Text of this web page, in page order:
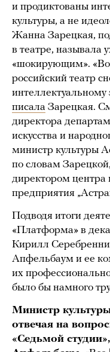
и продиктованы
культуры, а не
Жанна Зарецкая,
в театре, называла
«шокирующим». «Во
российский театр
писала Зарецкая.
директора
искусства и
министр культуры
по словам
директором центра
предприятия
Подводя итоги
«Платформа» в
Кирилл
Апфельбаум и ее
их
было бы намного
Министр
отвечая на
«Седьмой